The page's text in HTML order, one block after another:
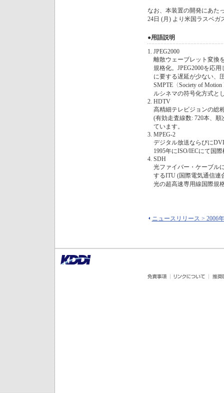
なお、本装置の開発にあた
24日 (月) より米国ラスベガ
●用語説明
1. JPEG2000
離散ウェーブレット変換
規格化。JPEG2000を応
に要する遅延が少ない、
SMPTE〈Society of
ルシネマの符号化方式と
2. HDTV
高精細テレビジョンの総
(有効走査線数: 720本、
ています。
3. MPEG-2
デジタル放送ならびに
1995年にISO/IECにて国
4. SDH
光ファイバー・ケーブル
するITU (国際電気通信連
光の超高速専用線国際規
ニュースリリース > 2006年